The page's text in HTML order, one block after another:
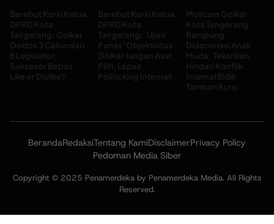
Berebut Kursi Ketua
DPRD Kota
Tangerang: Golkar
Godok 3 Calon dari
8 Legislator,
Suksesor Bebas
Like or Dislike?
Berebut Kursi Ketua
DPRD Kota
Tangerang: ‘Ujian
Panas’ Objektivitas
Golkar Jangan Asal
Pilih, Lepas
Politicking Internal!
Muscam Golkar
Kota Tangerang
Rampung,
Didominasi Anak
Muda: Tekankan
Hindari Konflik
Internal Bidik
Tambah Kursi
BerandaRedaksiTentang KamiDisclaimerPrivacy Policy
Pedoman Media Siber
Copyright © 2025 Penamerdeka by Penamerdeka Media. All Rights
Reserved.